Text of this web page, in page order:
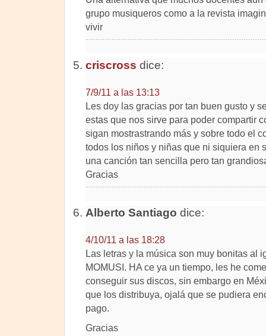
grupo musiqueros como a la revista
vivir
criscross dice:
7/9/11 a las 13:13
Les doy las gracias por tan buen gusto y
estas que nos sirve para poder compartir
sigan mostrastrando más y sobre todo el
todos los niños y niñas que ni siquiera en
una canción tan sencilla pero tan
Gracias
Alberto Santiago dice:
4/10/11 a las 18:28
Las letras y la música son muy bonitas al
MOMUSI. HA ce ya un tiempo, les he
conseguir sus discos, sin embargo en
que los distribuya, ojalá que se pudiera
pago.
Gracias